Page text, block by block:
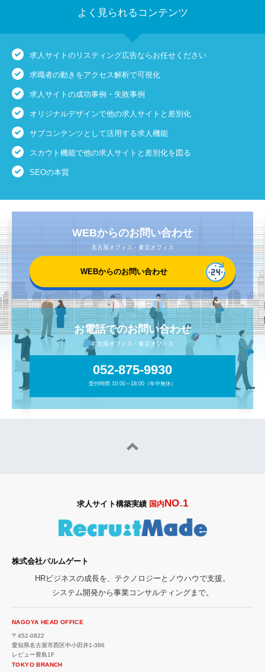
よく見られるコンテンツ
求人サイトのリスティング広告ならお任せください
求職者の動きをアクセス解析で可視化
求人サイトの成功事例・失敗事例
オリジナルデザインで他の求人サイトと差別化
サブコンテンツとして活用する求人機能
スカウト機能で他の求人サイトと差別化を図る
SEOの本質
WEBからのお問い合わせ
名古屋オフィス・東京オフィス
WEBからのお問い合わせ
お電話でのお問い合わせ
名古屋オフィス・東京オフィス
052-875-9930
受付時間 10:00～18:00（年中無休）
求人サイト構築実績 国内NO.1
株式会社パルムゲート
HRビジネスの成長を、テクノロジーとノウハウで支援。
システム開発から事業コンサルティングまで。
NAGOYA HEAD OFFICE
〒452-0822
愛知県名古屋市西区中小田井1-386
レビュー豊島1F
TOKYO BRANCH